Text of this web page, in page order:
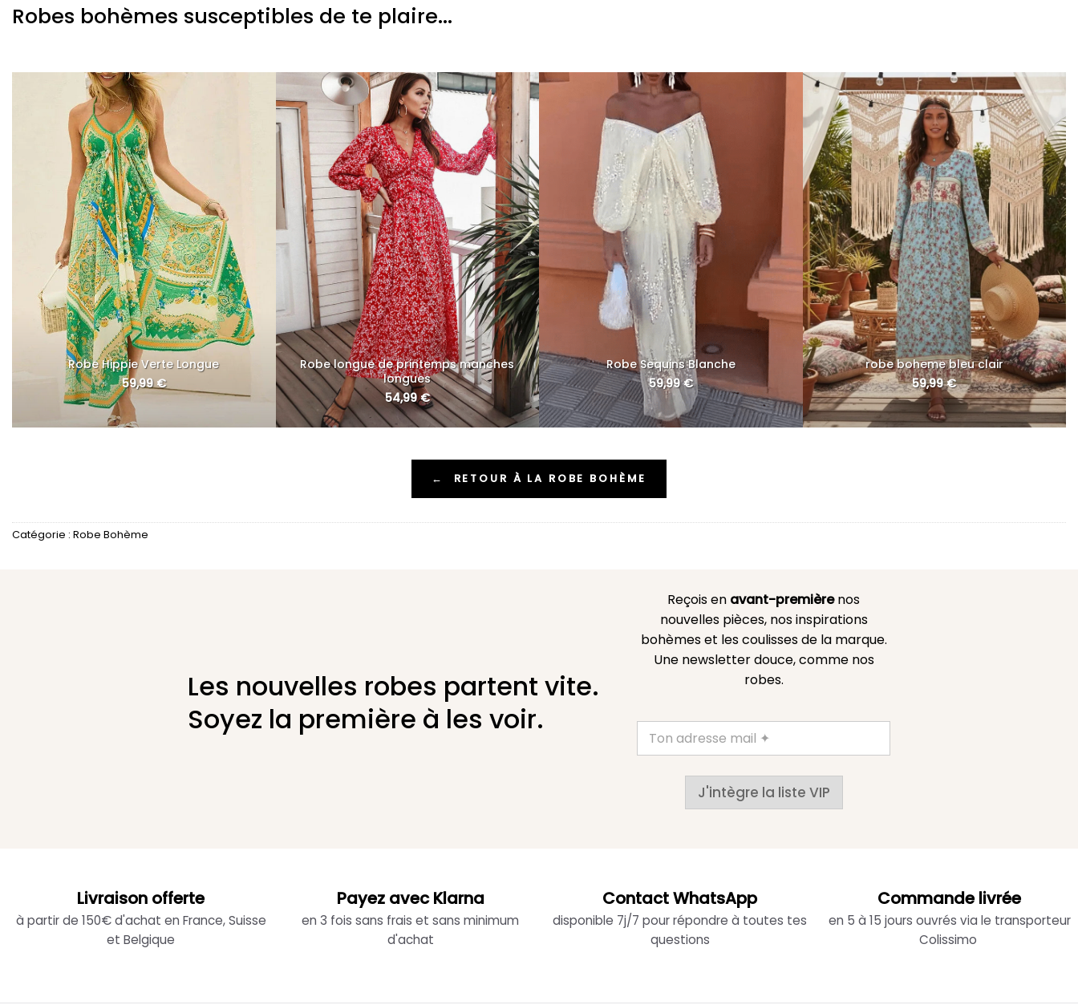
Robes bohèmes susceptibles de te plaire...
Robe Hippie Verte Longue
59,99€
Robe longue de printemps manches
longues
54,99€
Robe Sequins Blanche
59,99€
robe boheme bleu clair
59,99€
← RETOUR À LA ROBE BOHÈME
Catégorie : Robe Bohème
Les nouvelles robes partent vite.
Soyez la première à les voir.
Reçois en avant-premièrenos
nouvelles pièces, nos inspirations
bohèmes et les coulisses de la marque.
Une newsletter douce, comme nos
robes.
J'intègre la liste VIP
Livraison offerte
à partir de 150€ d'achat en France, Suisse
et Belgique
Payez avec Klarna
en 3 fois sans frais et sans minimum
d'achat
Contact WhatsApp
disponible 7j/7 pour répondre à toutes tes
questions
Commande livrée
en 5 à 15 jours ouvrés via le transporteur
Colissimo